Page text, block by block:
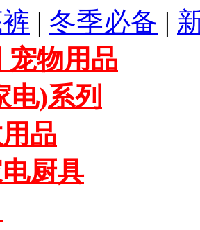
| 冬季必备 |
宠物用品
电)系列
品
厨具